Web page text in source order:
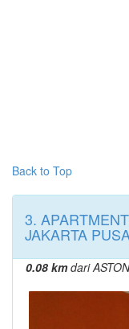
Back to Top
3.
JAKARTA
0.08 kmdari